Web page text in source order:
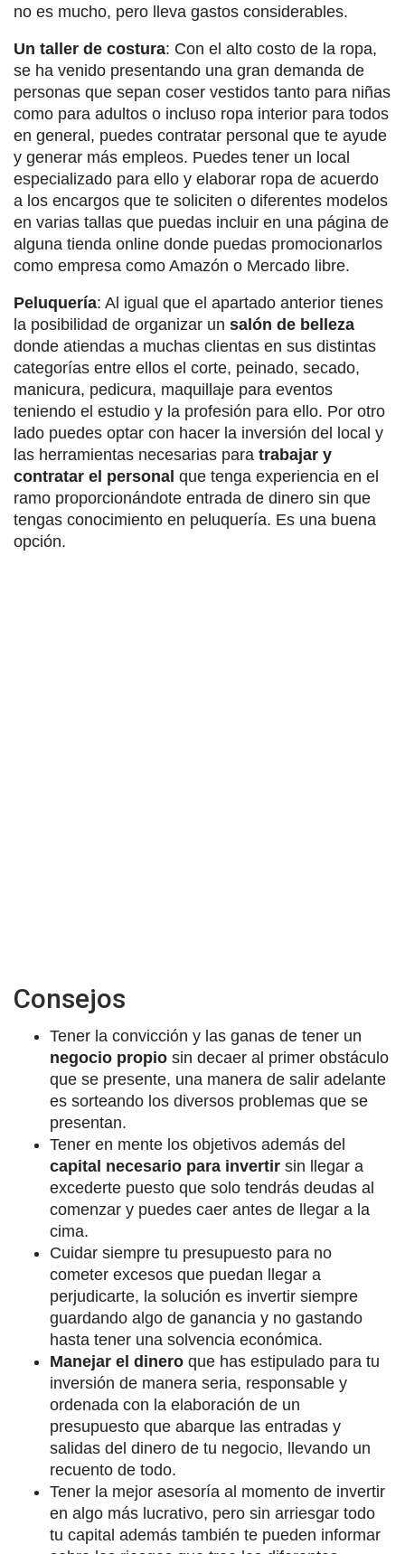
no es mucho, pero lleva gastos considerables.
Un taller de costura: Con el alto costo de la ropa,
se ha venido presentando una gran demanda de
personas que sepan coser vestidos tanto para niñas
como para adultos o incluso ropa interior para todos
en general, puedes contratar personal que te ayude
y generar más empleos. Puedes tener un local
especializado para ello y elaborar ropa de acuerdo
a los encargos que te soliciten o diferentes modelos
en varias tallas que puedas incluir en una página de
alguna tienda online donde puedas promocionarlos
como empresa como Amazón o Mercado libre.
Peluquería: Al igual que el apartado anterior tienes
la posibilidad de organizar un salón de belleza
donde atiendas a muchas clientas en sus distintas
categorías entre ellos el corte, peinado, secado,
manicura, pedicura, maquillaje para eventos
teniendo el estudio y la profesión para ello. Por otro
lado puedes optar con hacer la inversión del local y
las herramientas necesarias para trabajar y
contratar el personal que tenga experiencia en el
ramo proporcionándote entrada de dinero sin que
tengas conocimiento en peluquería. Es una buena
opción.
Consejos
Tener la convicción y las ganas de tener un
negocio propio sin decaer al primer obstáculo
que se presente, una manera de salir adelante
es sorteando los diversos problemas que se
presentan.
Tener en mente los objetivos además del
capital necesario para invertir sin llegar a
excederte puesto que solo tendrás deudas al
comenzar y puedes caer antes de llegar a la
cima.
Cuidar siempre tu presupuesto para no
cometer excesos que puedan llegar a
perjudicarte, la solución es invertir siempre
guardando algo de ganancia y no gastando
hasta tener una solvencia económica.
Manejar el dinero que has estipulado para tu
inversión de manera seria, responsable y
ordenada con la elaboración de un
presupuesto que abarque las entradas y
salidas del dinero de tu negocio, llevando un
recuento de todo.
Tener la mejor asesoría al momento de invertir
en algo más lucrativo, pero sin arriesgar todo
tu capital además también te pueden informar